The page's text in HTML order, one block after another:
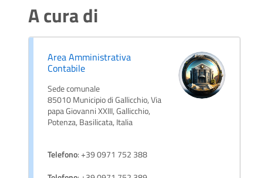
A cura di
Area Amministrativa
Contabile
Sede comunale
85010 Municipio di Gallicchio, Via
papa Giovanni XXIII, Gallicchio,
Potenza, Basilicata, Italia
Telefono: +39 0971 752 388